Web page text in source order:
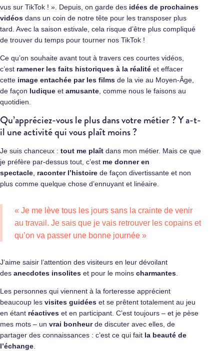
vus sur TikTok ! ». Depuis, on garde des idées de prochaines
vidéos dans un coin de notre tête pour les transposer plus
tard. Avec la saison estivale, cela risque d’être plus compliqué
de trouver du temps pour tourner nos TikTok !
Ce qu’on souhaite avant tout à travers ces courtes vidéos,
c’est ramener les faits historiques à la réalité et effacer
cette image entachée par les films de la vie au Moyen-Âge,
de façon ludique et amusante , comme nous le faisons au
quotidien.
Qu’appréciez-vous le plus dans votre métier ? Y a-t-
il une activité qui vous plaît moins ?
Je suis chanceux : tout me plaît dans mon métier. Mais ce que
je préfère par-dessus tout, c’est me donner en
spectacle raconter l’histoire de façon divertissante et non
plus comme quelque chose d’ennuyant et linéaire.
« Je me lève tous les jours sans la crainte de venir
au travail. Je sais que je vais retrouver les copains et
qu’on va passer une bonne journée »
J’aime saisir l’attention des visiteurs en leur dévoilant
des anecdotes insolites et pour le moins charmantes
Les personnes qui viennent à la forteresse apprécient
beaucoup les visites guidées et se prêtent totalement au jeu
en étant réactives et en participant. C’est toujours – et je pèse
mes mots – un vrai bonheurde discuter avec elles, de
partager des connaissances : c’est ce qui fait la beauté de
l’échange